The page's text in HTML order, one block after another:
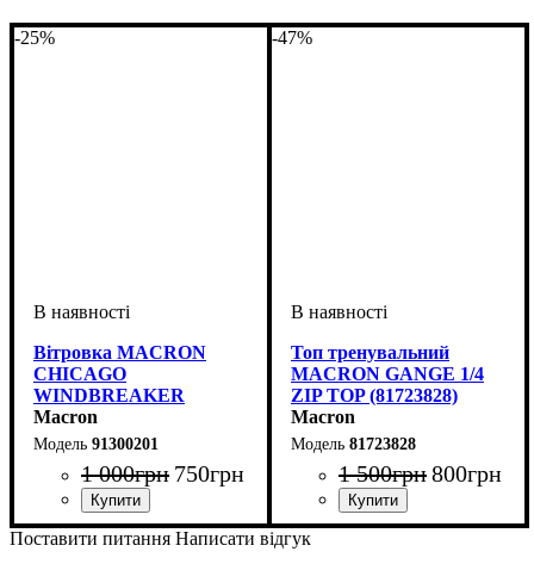
-25%
Вітровка MACRON
CHICAGO
WINDBREAKER
(91300201)
Macron
91300201
1 000грн 750грн
Стать: Дитяче, Унісекс
Виробник: Macron
Колір: Червоний
-47%
Топ тренувальний
MACRON GANGE 1/4
ZIP TOP (81723828)
Macron
81723828
1 500грн800грн
Стать: Дитяче, Унісекс
Виробник: Macron
Колір: Зелений
Поставити питання Написати відгук